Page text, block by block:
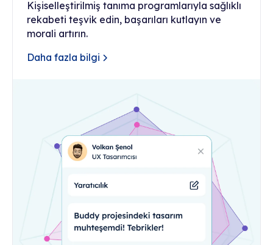
Kişiselleştirilmiş tanıma programlarıyla sağlıklı
rekabeti teşvik edin, başarıları kutlayın ve
morali artırın.
Daha fazla bilgi